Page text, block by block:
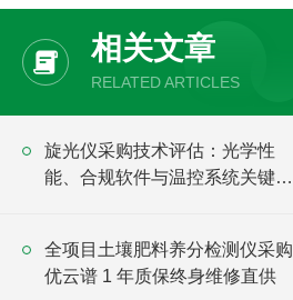
相关文章
RELATED ARTICLES
旋光仪采购技术评估：光学性
能、合规软件与温控系统关键指
全项目土壤肥料养分检测仪采购
优云谱 1 年质保终身维修直供